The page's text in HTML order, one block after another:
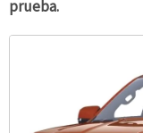
prueba.